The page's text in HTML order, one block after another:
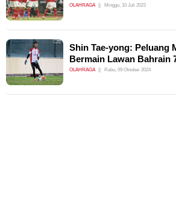
OLAHRAGA Minggu, 10 Juli 2022
Shin Tae-yong: Peluang
Bermain Lawan Bahrain
OLAHRAGA Rabu, 09 Oktober 2024